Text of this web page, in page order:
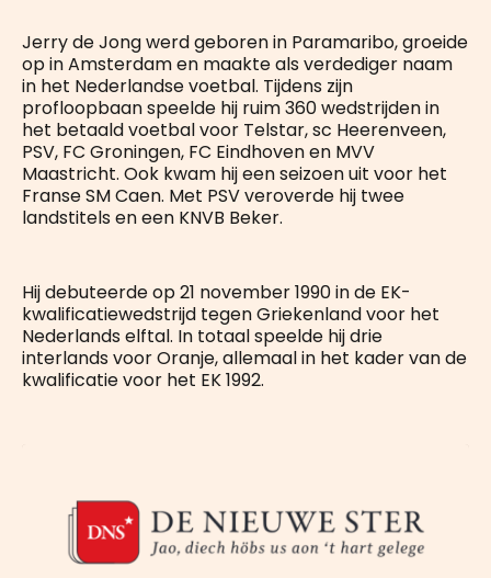
Jerry de Jong werd geboren in Paramaribo, groeide
op in Amsterdam en maakte als verdediger naam
in het Nederlandse voetbal. Tijdens zijn
profloopbaan speelde hij ruim 360 wedstrijden in
het betaald voetbal voor Telstar, sc Heerenveen,
PSV, FC Groningen, FC Eindhoven en MVV
Maastricht. Ook kwam hij een seizoen uit voor het
Franse SM Caen. Met PSV veroverde hij twee
landstitels en een KNVB Beker.
Hij debuteerde op 21 november 1990 in de EK-
kwalificatiewedstrijd tegen Griekenland voor het
Nederlands elftal. In totaal speelde hij drie
interlands voor Oranje, allemaal in het kader van de
kwalificatie voor het EK 1992.